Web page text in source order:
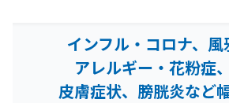
インフル・コロナ、風
アレルギー・花粉症
皮膚症状、膀胱炎など